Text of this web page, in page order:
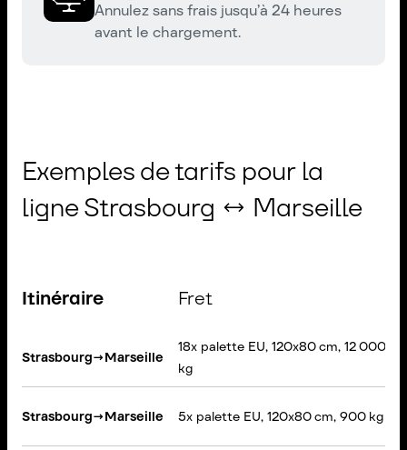
Annulez sans frais jusqu’à 24 heures
avant le chargement.
Exemples de tarifs pour la
ligne Strasbourg ↔ Marseille
Itinéraire Fret
Strasbourg→Marseille
18x palette EU, 120x80 cm, 12 000
kg
Strasbourg→Marseille 5x palette EU, 120x80 cm, 900 kg